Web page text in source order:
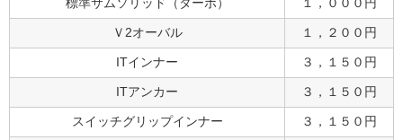
Ｖ2オーバル １，２００円
ITインナー ３，１５０円
ITアンカー ３，１５０円
スイッチグリップインナー ３，１５０円